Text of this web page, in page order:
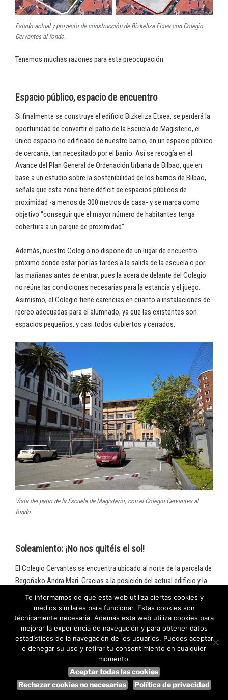
Estado actual y proyecto de construcción de Bizkeliza Etxea con Colegio
Cervantes al fondo.
Tenemos muchas razones para esta preocupación:
Espacio público, espacio de encuentro
Si finalmente se construye el edificio Bizkeliza Etxea, se perderá la
oportunidad de convertir el patio de la Escuela de Magisterio, el
único espacio no edificado de nuestro barrio, en un espacio público
de cercanía, tan necesitado por el barrio. Así se recogía en el
Avance del Plan General de Ordenación Urbana de Bilbao, que en
base a un estudio sobre la sostenibilidad de los barrios de Bilbao,
señala que esta zona tiene déficit de espacios públicos de
proximidad -a menos de 300 metros de casa- y se marca como
objetivo “conseguir que el mayor número de habitantes tenga
cobertura a un parque de proximidad”.
Además, nuestro Colegio no dispone de un lugar de encuentro
próximo donde estar por las tardes a la salida de la escuela o por
las mañanas antes de entrar, pues la acera de delante del Colegio
no reúne las condiciones necesarias para la estancia y el juego.
Asimismo, el Colegio tiene carencias en cuanto a instalaciones de
recreo adecuadas para el alumnado, ya que las existentes son
espacios pequeños, y casi todos cubiertos y cerrados.
Vista del patio de la Escuela de Magisterio, con el Colegio Cervantes al
fondo.
Soleamiento: ¡No nos quitéis el sol!
El Colegio Cervantes se encuentra ubicado al norte de la parcela de
Begoñako Andra Mari. Gracias a la posición del actual edificio y la
existencia del patio situado junto a la calle Heros, la fachada
principal del Colegio disfruta de buen soleamiento, lo que se
traduce en luz natural en las aulas, de gran importancia para la
salud del alumnado. El futuro edificio Bizkeliza Etxea, tal cual está
planteado, cuenta con 6 plantas en la calle Lersundi, por lo que
nuestra fachada se verá privada de sol y luz.
Te informamos de que esta web utiliza ciertas cookies y
medios similares para funcionar. Estas cookies son
técnicamente necesaria. Además esta web utiliza cookies para
mejorar la experiencia de navegación y para obtener datos
estadísticos de la navegación de los usuarios. Puedes aceptar
o denegar su uso y retirar tu consentimiento en cualquier
momento.
Aceptar todas las cookies
Rechazar cookies no necesarias
Política de privacidad